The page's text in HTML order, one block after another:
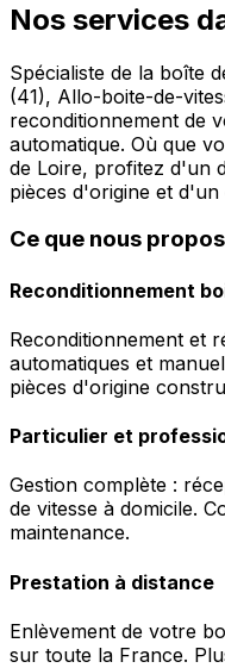
Nos services
Spécialiste de la boîte
(41), Allo-boite-de-
reconditionnement de
automatique. Où que
de Loire, profitez d'un
pièces d'origine et d'un
Ce que nous
Reconditionnement
Reconditionnement et
automatiques et
pièces d'origine
Particulier et
Gestion complète :
de vitesse à domicile.
maintenance.
Prestation à distance
Enlèvement de votre
sur toute la France.